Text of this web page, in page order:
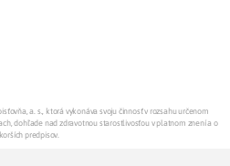
a. s., ktorá vykonáva svoju činnosť v rozsahu určenom
dohľade nad zdravotnou starostlivosťou v platnom znení a o
predpisov.